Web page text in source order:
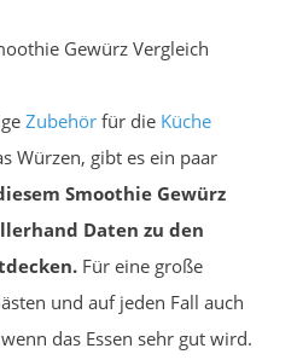
Gewürz Vergleich
Zubehör für die Küche
Würzen, gibt es ein paar
Smoothie Gewürz
Daten zu den
Für eine große
und auf jeden Fall auch
das Essen sehr gut wird.